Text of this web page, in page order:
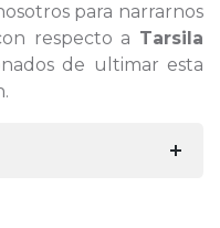
para narrarnos
respecto a Tarsila
de ultimar esta